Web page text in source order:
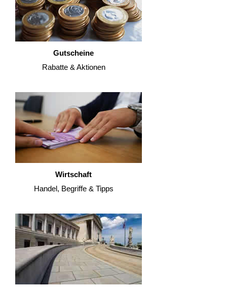
Gutscheine
Rabatte & Aktionen
Wirtschaft
Handel, Begriffe & Tipps